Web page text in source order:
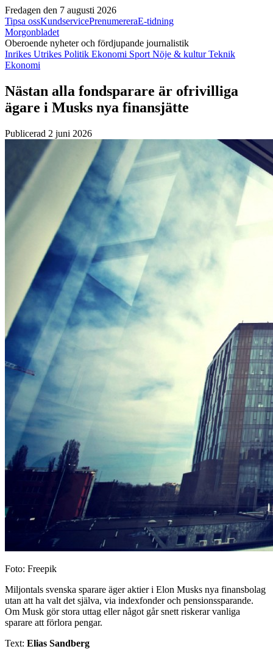
Fredagen den 7 augusti 2026
Tipsa ossKundservicePrenumereraE-tidning
Morgonbladet
Oberoende nyheter och fördjupande journalistik
Inrikes Utrikes Politik Ekonomi Sport Nöje & kulturTeknik
Ekonomi
Nästan alla fondsparare är ofrivilliga
ägare i Musks nya finansjätte
Publicerad 2 juni 2026
Foto: Freepik
Miljontals svenska sparare äger aktier i Elon Musks nya finansbolag
utan att ha valt det själva, via indexfonder och pensionssparande.
Om Musk gör stora uttag eller något går snett riskerar vanliga
sparare att förlora pengar.
Text: Elias Sandberg